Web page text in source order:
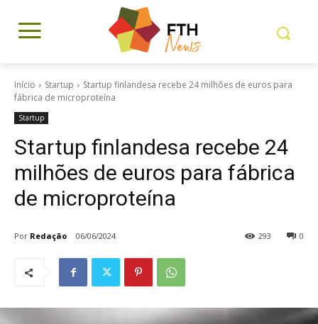
Início Startup
Startup finlandesa recebe 24 milhões de euros para
fábrica de microproteína
Startup
Startup finlandesa recebe 24
milhões de euros para fábrica
de microproteína
Por Redação 06/06/2024 0
293